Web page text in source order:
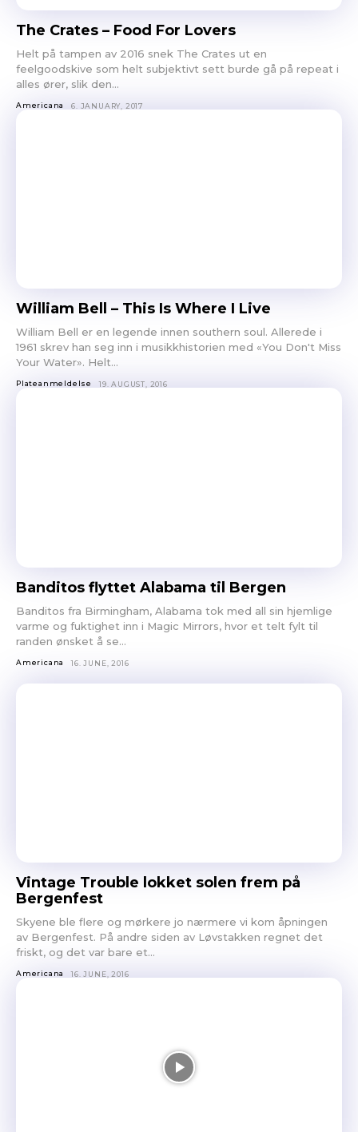
skulle tilsi
The Crates – Food For Lovers
Helt på tampen av 2016 snek The Crates ut en
feelgoodskive som helt subjektivt sett burde gå på repeat i
alles ører, slik den...
Americana 6. JANUARY, 2017
William Bell – This Is Where I Live
William Bell er en legende innen southern soul. Allerede i
1961 skrev han seg inn i musikkhistorien med «You Don't Miss
Your Water». Helt...
Plateanmeldelse 19. AUGUST, 2016
Banditos flyttet Alabama til Bergen
Banditos fra Birmingham, Alabama tok med all sin hjemlige
varme og fuktighet inn i Magic Mirrors, hvor et telt fylt til
randen ønsket å se...
Americana 16. JUNE, 2016
Vintage Trouble lokket solen frem på
Bergenfest
Skyene ble flere og mørkere jo nærmere vi kom åpningen
av Bergenfest. På andre siden av Løvstakken regnet det
friskt, og det var bare et...
Americana 16. JUNE, 2016